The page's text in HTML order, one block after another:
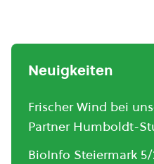
Neuigkeiten
Frischer Wind bei
Partner Humboldt-
BioInfo Steiermark 5/